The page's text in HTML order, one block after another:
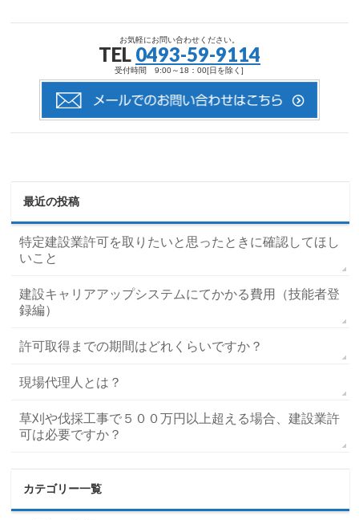
お気軽にお問い合わせください。
TEL 0493-59-9114
受付時間 9:00～18：00[日を除く]
最近の投稿
特定建設業許可を取りたいと思ったときに確認してほし
いこと
建設キャリアアップシステムにてかかる費用（技能者登
録編）
許可取得までの期間はどれくらいですか？
現場代理人とは？
草刈や伐採工事で５００万円以上超える場合、建設業許
可は必要ですか？
カテゴリー一覧